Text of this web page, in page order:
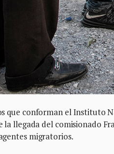
que conforman el Instituto
la llegada del comisionado
migratorios.